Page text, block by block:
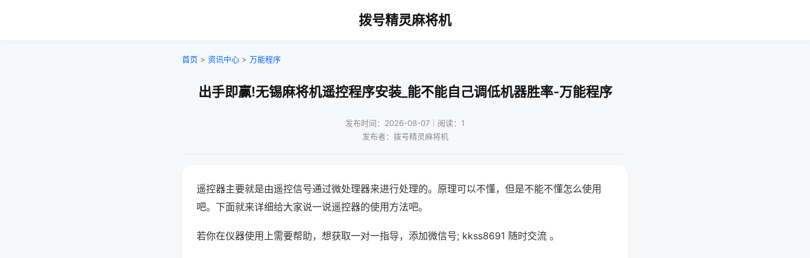
拨号精灵麻将机
首页 > 资讯中心 > 万能程序
出手即赢!无锡麻将机遥控程序安装_能不能自己调低机器胜率-万能程序
发布时间：2026-08-07｜阅读：1
发布者：拨号精灵麻将机
遥控器主要就是由遥控信号通过微处理器来进行处理的。原理可以不懂，但是不能不懂怎么使用
吧。下面就来详细给大家说一说遥控器的使用方法吧。
若你在仪器使用上需要帮助，想获取一对一指导，添加微信号; kkss8691 随时交流 。